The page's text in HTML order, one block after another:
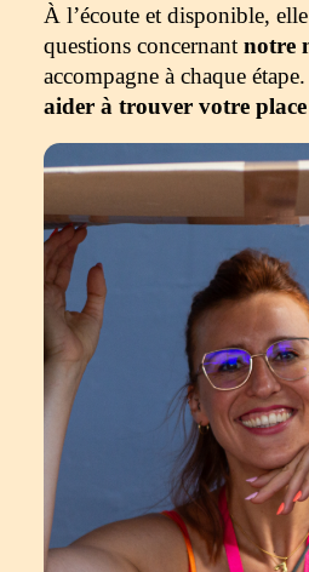
À l’écoute et disponible,
questions concernant notre
accompagne à chaque
aider à trouver votre place